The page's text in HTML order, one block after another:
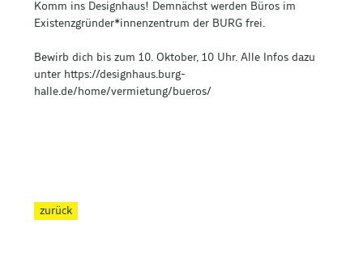
Komm ins Designhaus! Demnächst werden Büros im
Existenzgründer*innenzentrum der BURG frei.
Bewirb dich bis zum 10. Oktober, 10 Uhr. Alle Infos dazu
unter https://designhaus.burg-
halle.de/home/vermietung/bueros/
zurück